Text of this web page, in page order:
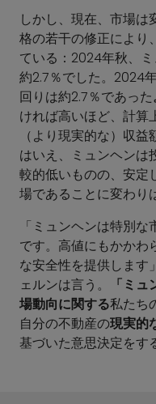
しかし、現在、市場は
格の若干の修正により
ている：2024年秋、
約2.7％でした。2024
回りは約2.7％であった
ければ高いほど、計算
（より現実的な）収
はいえ、ミュンヘンは
較的低いものの、安定
場であることに変わり
「ミュンヘンは特別
です。高値にもかかわ
な安全性を提供します
ェルンは言う。
「ミ
場動向に関する私たち
自分の不動産の現実的
基づいた意思決定をす